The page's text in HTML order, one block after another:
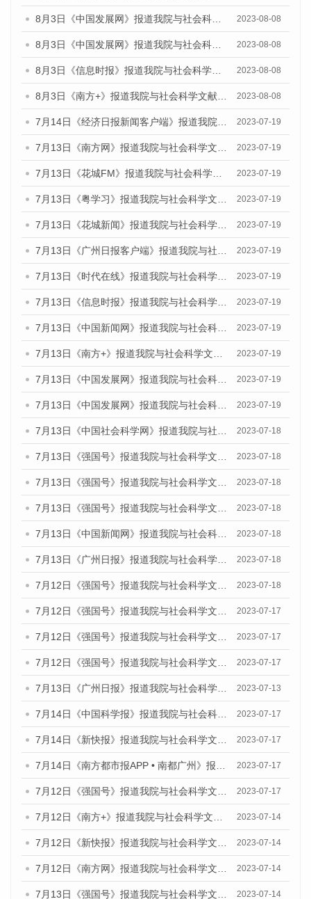
8月3日《中国发展网》报道我院与社会科学文献出版社联合发布的《广州蓝皮书：广州城市国际化发展报告（2023）——中国式现代化与城市国际化》媒体文章 2023-08-08
8月3日《中国发展网》报道我院与社会科学文献出版社联合发布的《广州蓝皮书：广州城市国际化发展报告（2023）——中国式现代化与城市国际化》媒体文章 2023-08-08
8月3日《信息时报》报道我院与社会科学文献出版社联合发布的《广州蓝皮书：广州城市国际化发展报告（2023）——中国式现代化与城市国际化》媒体文章 2023-08-08
8月3日《南方+》报道我院与社会科学文献出版社联合发布的《广州蓝皮书：广州城市国际化发展报告（2023）——中国式现代化与城市国际化》媒体文章 2023-08-08
7月14日《经济日报新闻客户端》报道我院与社会科学文献出版社联合发布的《广州蓝皮书：广州经济发展报告（2023）》的媒体文章 2023-07-19
7月13日《南方网》报道我院与社会科学文献出版社联合发布了《广州蓝皮书：广州城乡融合发展报告（2023）》的媒体文章 2023-07-19
7月13日《花城FM》报道我院与社会科学文献出版社联合发布了《广州蓝皮书：广州城乡融合发展报告（2023）》的媒体文章 2023-07-19
7月13日《粤学习》报道我院与社会科学文献出版社联合发布的《广州蓝皮书：广州城乡融合发展报告（2023）》媒体文章 2023-07-19
7月13日《花城新闻》报道我院与社会科学文献出版社联合发布了《广州蓝皮书：广州城乡融合发展报告（2023）》的媒体文章 2023-07-19
7月13日《广州日报客户端》报道我院与社会科学文献出版社联合发布了《广州蓝皮书：广州城乡融合发展报告（2023）》的媒体文章 2023-07-19
7月13日《时代在线》报道我院与社会科学文献出版社联合发布了《广州蓝皮书：广州城乡融合发展报告（2023）》的媒体文章 2023-07-19
7月13日《信息时报》报道我院与社会科学文献出版社联合发布了《广州蓝皮书：广州城乡融合发展报告（2023）》的媒体文章 2023-07-19
7月13日《中国新闻网》报道我院与社会科学文献出版社联合发布了《广州蓝皮书：广州城乡融合发展报告（2023）》的媒体文章 2023-07-19
7月13日《南方+》报道我院与社会科学文献出版社联合发布了《广州蓝皮书：广州城乡融合发展报告（2023）》的媒体文章 2023-07-19
7月13日《中国发展网》报道我院与社会科学文献出版社联合发布了《广州蓝皮书：广州城乡融合发展报告（2023）》的媒体文章 2023-07-19
7月13日《中国发展网》报道我院与社会科学文献出版社联合发布了《广州蓝皮书：广州城乡融合发展报告（2023）》的媒体文章 2023-07-19
7月13日《中国社会科学网》报道我院与社会科学文献出版社联合发布了《广州蓝皮书：广州城乡融合发展报告（2023）》的媒体文章 2023-07-18
7月13日《强国号》报道我院与社会科学文献出版社联合发布了《广州蓝皮书：广州城乡融合发展报告（2023）》的媒体文章 2023-07-18
7月13日《强国号》报道我院与社会科学文献出版社联合发布了《广州蓝皮书：广州城乡融合发展报告（2023）》的媒体文章 2023-07-18
7月13日《强国号》报道我院与社会科学文献出版社联合发布了《广州蓝皮书：广州城乡融合发展报告（2023）》的媒体文章 2023-07-18
7月13日《中国新闻网》报道我院与社会科学文献出版社联合发布了《广州蓝皮书：广州经济发展报告（2023）》的媒体文章 2023-07-18
7月13日《广州日报》报道我院与社会科学文献出版社联合发布了《广州蓝皮书：广州经济发展报告（2023）》的媒体文章 2023-07-18
7月12日《强国号》报道我院与社会科学文献出版社联合发布的《广州蓝皮书：广州经济发展报告（2023）》的媒体文章 2023-07-18
7月12日《强国号》报道我院与社会科学文献出版社联合发布的《广州蓝皮书：广州经济发展报告（2023）》的媒体文章 2023-07-17
7月12日《强国号》报道我院与社会科学文献出版社联合发布的《广州蓝皮书：广州经济发展报告（2023）》的媒体文章 2023-07-17
7月12日《强国号》报道我院与社会科学文献出版社联合发布的《广州蓝皮书：广州经济发展报告（2023）》的媒体文章 2023-07-17
7月13日《广州日报》报道我院与社会科学文献出版社联合发布了《广州蓝皮书：广州经济发展报告（2023）》的视频采访 2023-07-13
7月14日《中国科学报》报道我院与社会科学文献出版社联合发布《广州蓝皮书：广州城乡融合发展报告（2023）》的媒体文章 2023-07-17
7月14日《新快报》报道我院与社会科学文献出版社联合发布《广州蓝皮书：广州城乡融合发展报告（2023）》的媒体文章 2023-07-17
7月14日《南方都市报APP • 南都广州》报道我院与社会科学文献出版社联合发布《广州蓝皮书：广州城乡融合发展报告（2023）》的媒体文章 2023-07-17
7月12日《强国号》报道我院与社会科学文献出版社联合发布的《广州蓝皮书：广州经济发展报告（2023）》的媒体文章 2023-07-17
7月12日《南方+》报道我院与社会科学文献出版社联合发布的《广州蓝皮书：广州经济发展报告（2023）》的媒体文章 2023-07-14
7月12日《新快报》报道我院与社会科学文献出版社联合发布的《广州蓝皮书：广州经济发展报告（2023）》的媒体文章 2023-07-14
7月12日《南方网》报道我院与社会科学文献出版社联合发布了《广州蓝皮书：广州经济发展报告（2023）》的媒体文章 2023-07-14
7月13日《强国号》报道我院与社会科学文献出版社联合发布了《广州蓝皮书：广州城乡融合发展报告（2023）》的媒体文章 2023-07-14